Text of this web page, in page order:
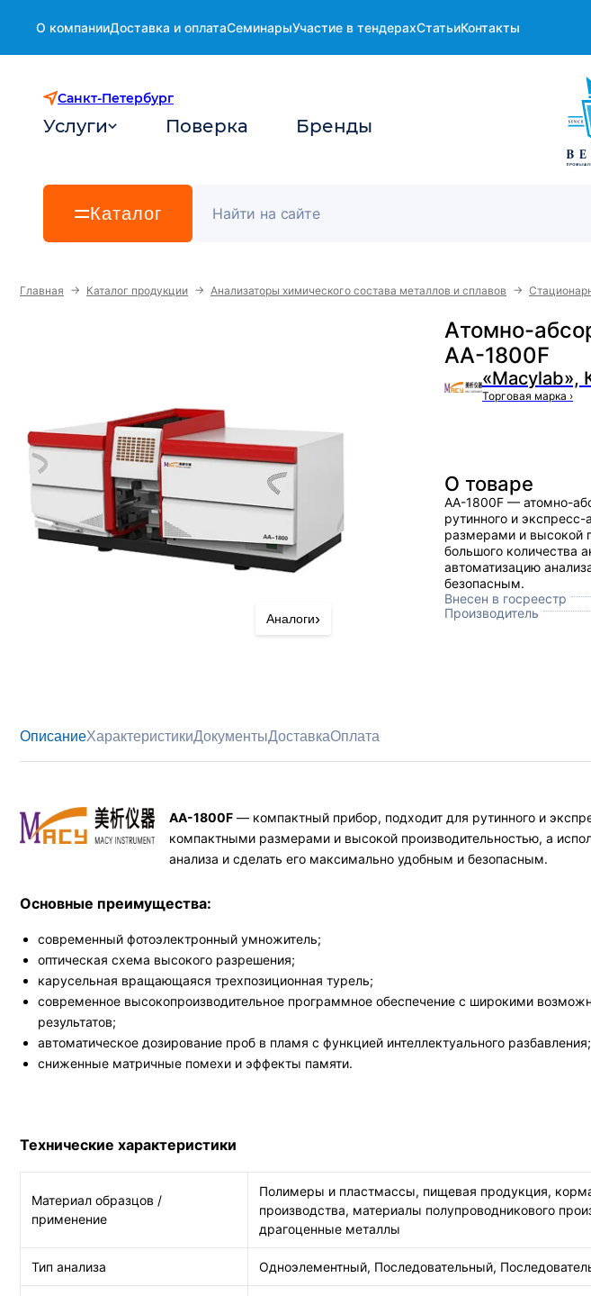
О компанииДоставка и оплатаСеминарыУчастие в тендерахСтатьиКонтакты
Санкт-Петербург
Услуги Поверка Бренды
Каталог
Главная → Каталог продукции → Анализаторы химического состава металлов и сплавов →
Атомно-
AA-1800F
«Macylab»,
Торговая марка ›
Аналоги›
О товаре
AA-1800F — атомно-
рутинного и
размерами и высокой
большого количества
автоматизацию
безопасным.
Внесен в госреестр
Производитель
ОписаниеХарактеристикиДокументыДоставкаОплата
AA-1800F — компактный прибор, подходит для рутинного и
компактными размерами и высокой производительностью, а
анализа и сделать его максимально удобным и безопасным.
Основные преимущества:
современный фотоэлектронный умножитель;
оптическая схема высокого разрешения;
карусельная вращающаяся трехпозиционная турель;
современное высокопроизводительное программное обеспечение с широкими
результатов;
автоматическое дозирование проб в пламя с функцией интеллектуального разбавления;
сниженные матричные помехи и эффекты памяти.
Технические характеристики
Материал образцов /
применение
Полимеры и пластмассы, пищевая продукция,
производства, материалы полупроводникового
драгоценные металлы
Тип анализа Одноэлементный, Последовательный,